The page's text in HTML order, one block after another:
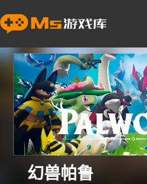
幻兽帕鲁